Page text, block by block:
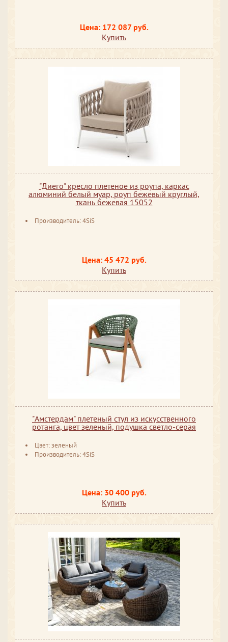
Цена: 172 087 руб.
Купить
"Диего" кресло плетеное из роупа, каркас
алюминий белый муар, роуп бежевый круглый,
ткань бежевая 15052
Производитель: 4SiS
Цена: 45 472 руб.
Купить
"Амстердам" плетеный стул из искусственного
ротанга, цвет зеленый, подушка светло-серая
Цвет: зеленый
Производитель: 4SiS
Цена: 30 400 руб.
Купить